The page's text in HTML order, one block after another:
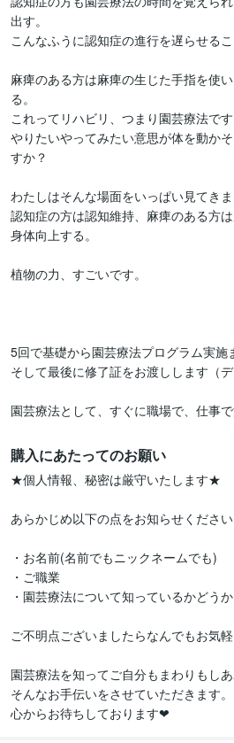
出す。
こんなふうに認知症の進行を遅らせるこ
麻痺のある方は麻痺の生じた手指を使
る。
これってリハビリ、つまり園芸療法です
やりたいやってみたい意思が体を動か
すか？
わたしはそんな場面をいっぱい見てきま
認知症の方は認知維持、麻痺のある方
身体向上する。
植物の力、すごいです。
5回で基礎から園芸療法プログラム実施
そして最後に修了証をお渡しします（
購入にあたってのお願い
★個人情報、秘密は厳守いたします★
あらかじめ以下の点をお知らせください
・お名前(名前でもニックネームでも)
・ご職業
・園芸療法について知っているかどうか
ご不明点ございましたらなんでもお気
園芸療法を知ってご自分もまわりもしあ
そんなお手伝いをさせていただきます。